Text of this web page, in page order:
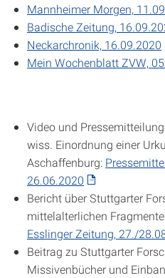
Mannheimer Morgen,
Badische Zeitung,
Neckarchronik, 16.09.2020
Mein Wochenblatt ZVW,
Video und
wiss. Einordnung einer
Aschaffenburg:
26.06.2020
Bericht über Stuttgarter
mittelalterlichen
Esslinger Zeitung, 27./
Beitrag zu Stuttgarter
Missivenbücher und